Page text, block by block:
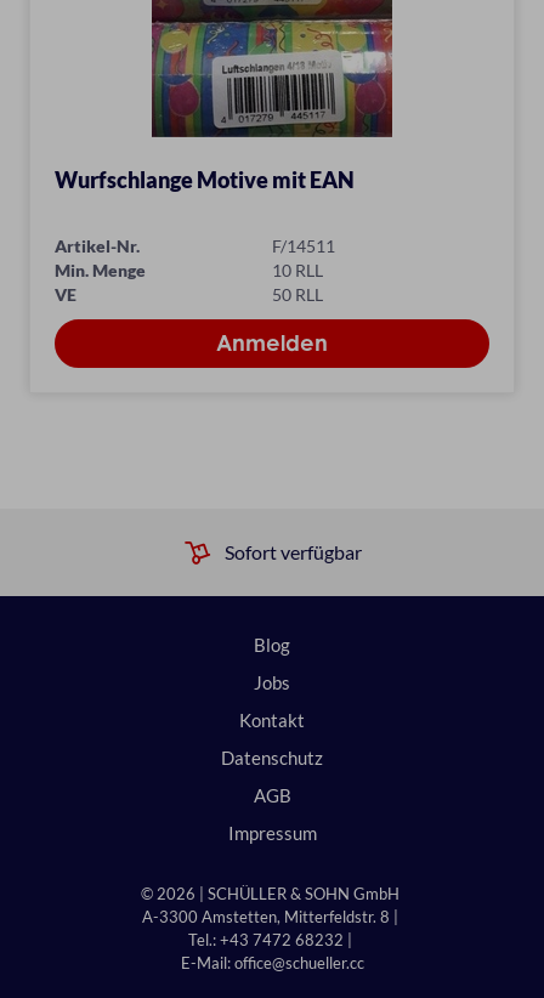
Wurfschlange Motive mit EAN
Artikel-Nr.
F/14511
Min. Menge
10 RLL
VE
50 RLL
Sofort verfügbar
© 2026 | SCHÜLLER & SOHN GmbH
A-3300 Amstetten, Mitterfeldstr. 8 |
Tel.: +43 7472 68232 |
E-Mail:office@schueller.cc
Blog
Jobs
Kontakt
Datenschutz
AGB
Impressum